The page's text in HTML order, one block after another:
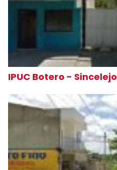
IPUC Botero - Sincelejo